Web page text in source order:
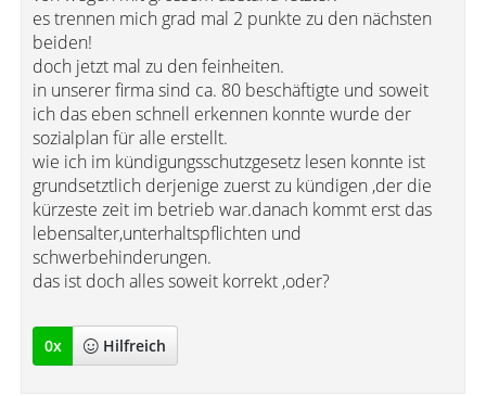
es trennen mich grad mal 2 punkte zu den nächsten
beiden!
doch jetzt mal zu den feinheiten.
in unserer firma sind ca. 80 beschäftigte und soweit
ich das eben schnell erkennen konnte wurde der
sozialplan für alle erstellt.
wie ich im kündigungsschutzgesetz lesen konnte ist
grundsetztlich derjenige zuerst zu kündigen ,der die
kürzeste zeit im betrieb war.danach kommt erst das
lebensalter,unterhaltspflichten und
schwerbehinderungen.
das ist doch alles soweit korrekt ,oder?
0x Hilfreich